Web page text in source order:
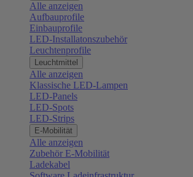
Alle anzeigen
Aufbauprofile
Einbauprofile
LED-Installatonszubehör
Leuchtenprofile
Leuchtmittel
Alle anzeigen
Klassische LED-Lampen
LED-Panels
LED-Spots
LED-Strips
E-Mobilität
Alle anzeigen
Zubehör E-Mobilität
Ladekabel